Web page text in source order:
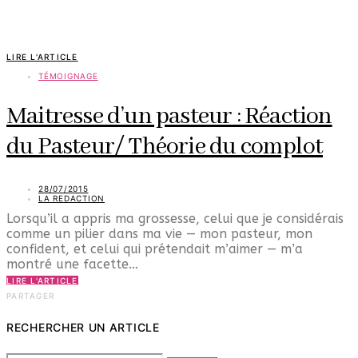
LIRE L'ARTICLE
TÉMOIGNAGE
Maitresse d’un pasteur : Réaction
du Pasteur/ Théorie du complot
28/07/2015
LA REDACTION
Lorsqu’il a appris ma grossesse, celui que je considérais
comme un pilier dans ma vie — mon pasteur, mon
confident, et celui qui prétendait m’aimer — m’a
montré une facette…
LIRE L'ARTICLE
PARTAGER
RECHERCHER UN ARTICLE